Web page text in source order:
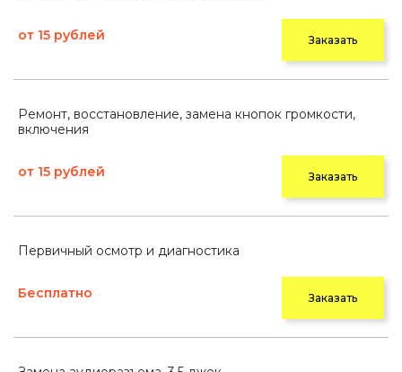
от 15 рублей Заказать
Ремонт, восстановление, замена кнопок громкости,
включения
от 15 рублей Заказать
Первичный осмотр и диагностика
Бесплатно Заказать